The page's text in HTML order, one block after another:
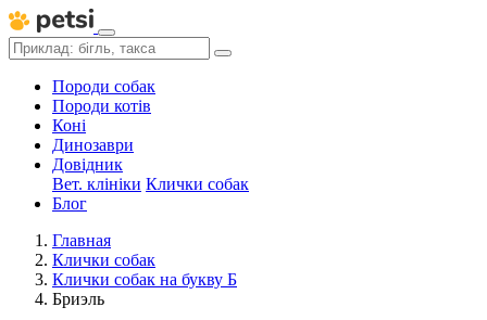
Породи собак
Породи котів
Коні
Динозаври
Довідник
Вет. клініки Клички собак
Блог
Главная
Клички собак
Клички собак на букву Б
Бриэль